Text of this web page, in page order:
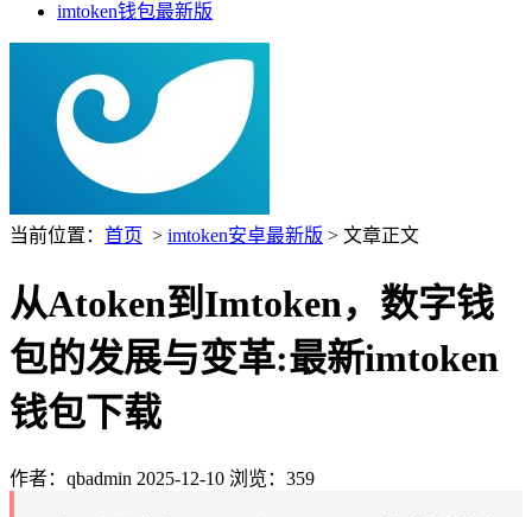
imtoken钱包最新版
当前位置： 首页 > imtoken安卓最新版 > 文章正文
从Atoken到Imtoken，数字钱
包的发展与变革:最新imtoken
钱包下载
作者：qbadmin 2025-12-10 浏览：359